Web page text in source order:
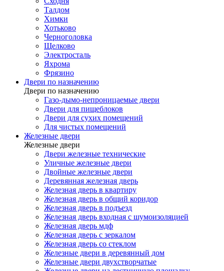
Талдом
Химки
Хотьково
Черноголовка
Щелково
Электросталь
Яхрома
Фрязино
Двери по назначению
Двери по назначению
Газо-дымо-непроницаемые двери
Двери для пищеблоков
Двери для сухих помещений
Для чистых помещений
Железные двери
Железные двери
Двери железные технические
Уличные железные двери
Двойные железные двери
Деревянная железная дверь
Железная дверь в квартиру
Железная дверь в общий коридор
Железная дверь в подъезд
Железная дверь входная с шумоизоляцией
Железная дверь мдф
Железная дверь с зеркалом
Железная дверь со стеклом
Железные двери в деревянный дом
Железные двери двухстворчатые